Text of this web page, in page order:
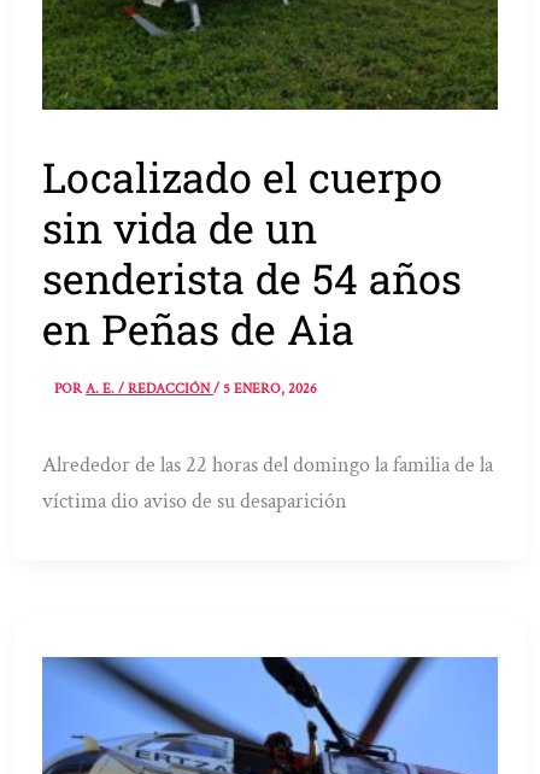
Localizado el cuerpo
sin vida de un
senderista de 54 años
en Peñas de Aia
PORA. E. / REDACCIÓN/5 ENERO, 2026
Alrededor de las 22 horas del domingo la familia de la
víctima dio aviso de su desaparición